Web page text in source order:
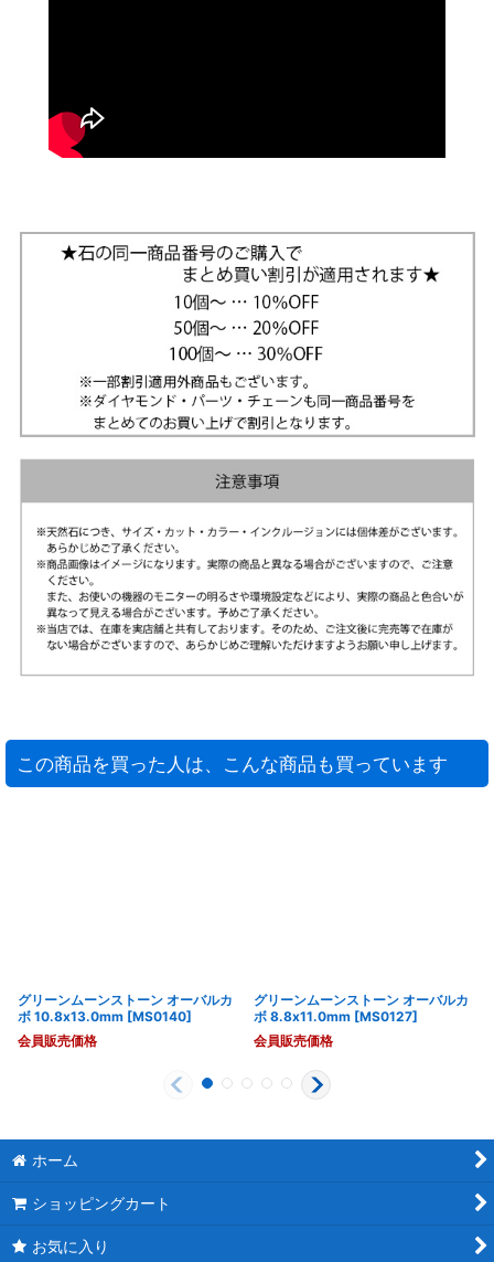
この商品を買った人は、こんな商品も買っています
グリーンムーンストーン オーバルカ
ボ 10.8x13.0mm [MS0140]
会員販売価格
グリーンムーンストーン オーバルカ
ボ 8.8x11.0mm [MS0127]
会員販売価格
ホーム
ショッピングカート
お気に入り